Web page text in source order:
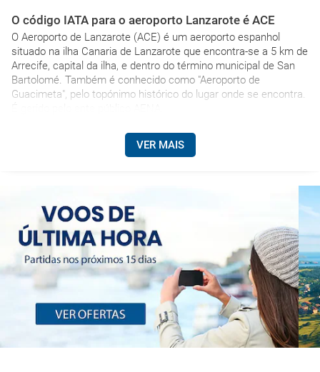
O código IATA para o aeroporto Lanzarote é ACE
O Aeroporto de Lanzarote (ACE) é um aeroporto espanhol
situado na ilha Canaria de Lanzarote que encontra-se a 5 km de
Arrecife, capital da ilha, e dentro do término municipal de San
Bartolomé. Também é conhecido como "Aeroporto de
Guacimeta", pelo topónimo histórico do lugar onde se encontra.
VER MAIS